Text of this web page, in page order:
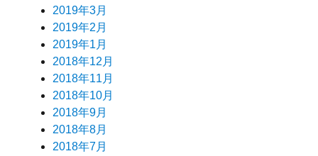
2019年3月
2019年2月
2019年1月
2018年12月
2018年11月
2018年10月
2018年9月
2018年8月
2018年7月